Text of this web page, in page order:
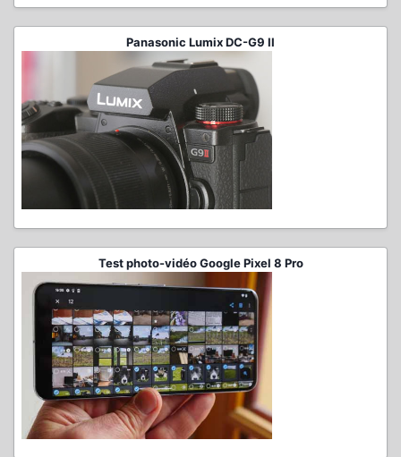
Panasonic Lumix DC-G9 II
Test photo-vidéo Google Pixel 8 Pro